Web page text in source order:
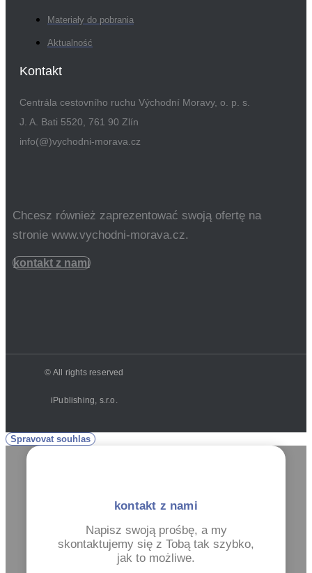
Materiały do pobrania
Aktualność
Kontakt
Centrála cestovního ruchu Východní Moravy, o. p. s.
J. A. Bati 5520, 761 90 Zlín
info(@)vychodni-morava.cz
Chcesz również zaprezentować swoją ofertę na
stronie www.vychodni-morava.cz.
kontakt z nami
© All rights reserved
iPublishing, s.r.o.
Spravovat souhlas
kontakt z nami
Napisz swoją prośbę, a my
skontaktujemy się z Tobą tak szybko,
jak to możliwe.